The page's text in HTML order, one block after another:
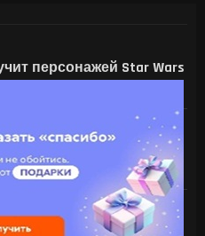
персонажей Star Wars
ИИ — энтузиаст
Tesla V100 в игровой
1 Remake:
получения